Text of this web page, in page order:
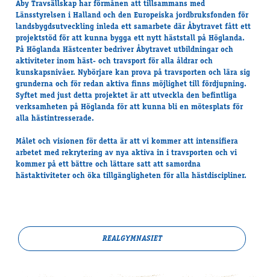
Åby Travsällskap har förmånen att tillsammans med
Länsstyrelsen i Halland och den Europeiska jordbruksfonden för
landsbygdsutveckling inleda ett samarbete där Åbytravet fått ett
projektstöd för att kunna bygga ett nytt häststall på Höglanda.
På Höglanda Hästcenter bedriver Åbytravet utbildningar och
aktiviteter inom häst- och travsport för alla åldrar och
kunskapsnivåer. Nybörjare kan prova på travsporten och lära sig
grunderna och för redan aktiva finns möjlighet till fördjupning.
Syftet med just detta projektet är att utveckla den befintliga
verksamheten på Höglanda för att kunna bli en mötesplats för
alla hästintresserade.
Målet och visionen för detta är att vi kommer att intensifiera
arbetet med rekrytering av nya aktiva in i travsporten och vi
kommer på ett bättre och lättare satt att samordna
hästaktiviteter och öka tillgängligheten för alla hästdiscipliner.
REALGYMNASIET